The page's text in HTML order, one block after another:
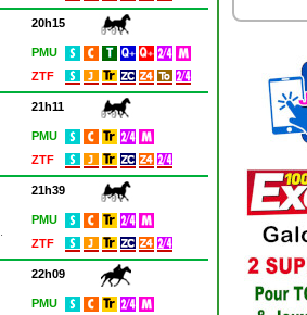
20h15
PMU
ZTF
21h11
PMU
ZTF
21h39
PMU
ZTF
22h09
PMU